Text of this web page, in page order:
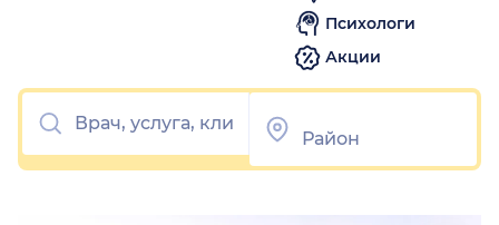
Психологи
Акции